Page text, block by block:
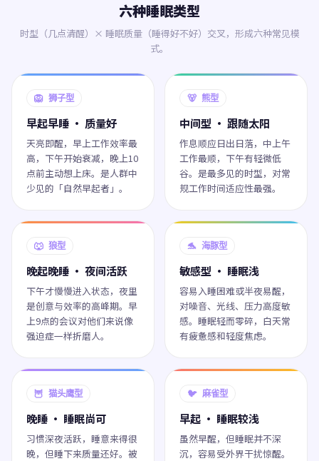
六种睡眠类型
时型（几点清醒）× 睡眠质量（睡得好不好）交叉，形成六种常见模
式。
🦁 狮子型
早起早睡 · 质量好
天亮即醒，早上工作效率最
高，下午开始衰减，晚上10
点前主动想上床。是人群中
少见的「自然早起者」。
🐻 熊型
中间型 · 跟随太阳
作息顺应日出日落，中上午
工作最顺，下午有轻微低
谷。是最多见的时型，对常
规工作时间适应性最强。
🐺 狼型
晚起晚睡 · 夜间活跃
下午才慢慢进入状态，夜里
是创意与效率的高峰期。早
上9点的会议对他们来说像
强迫症一样折磨人。
🐬 海豚型
敏感型 · 睡眠浅
容易入睡困难或半夜易醒，
对噪音、光线、压力高度敏
感。睡眠轻而零碎，白天常
有疲惫感和轻度焦虑。
🦉 猫头鹰型
晚睡 · 睡眠尚可
习惯深夜活跃，睡意来得很
晚，但睡下来质量还好。被
🐦 麻雀型
早起 · 睡眠较浅
虽然早醒，但睡眠并不深
沉，容易受外界干扰惊醒。